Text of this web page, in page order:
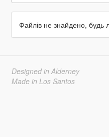
Файлів не знайдено, будь
Designed in Alderney
Made in Los Santos